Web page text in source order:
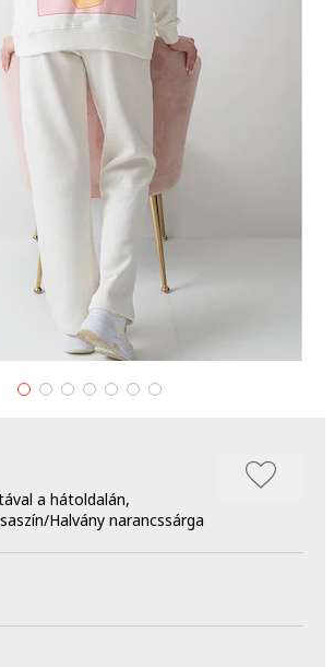
a hátoldalán,
Halvány narancssárga